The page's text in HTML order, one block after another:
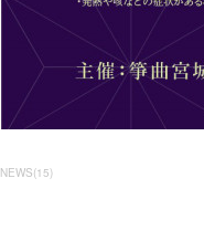
NEWS(15)